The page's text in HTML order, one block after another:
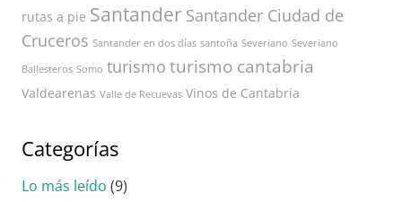
rutas a pie Santander Santander Ciudad de
Cruceros Santander en dos días santoña Severiano Severiano
Ballesteros Somo turismo turismo cantabria
Valdearenas Valle de Recuevas Vinos de Cantabria
Categorías
Lo más leído (9)